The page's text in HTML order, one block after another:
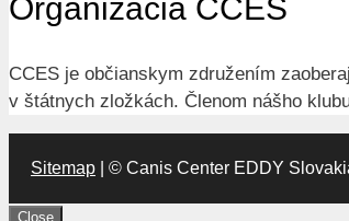
Organizácia CCES
CCES je občianskym združením
v štátnych zložkách. Členom nášho
Sitemap | © Canis Center EDDY
Close